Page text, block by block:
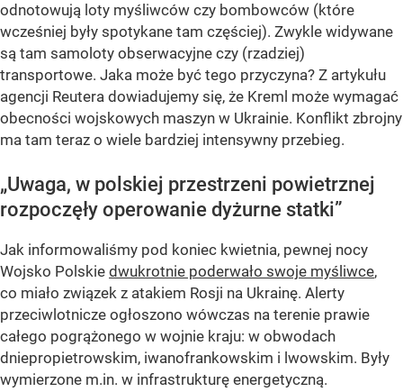
odnotowują loty myśliwców czy bombowców (które
wcześniej były spotykane tam częściej). Zwykle widywane
są tam samoloty obserwacyjne czy (rzadziej)
transportowe. Jaka może być tego przyczyna? Z artykułu
agencji Reutera dowiadujemy się, że Kreml może wymagać
obecności wojskowych maszyn w Ukrainie. Konflikt zbrojny
ma tam teraz o wiele bardziej intensywny przebieg.
„Uwaga, w polskiej przestrzeni powietrznej
rozpoczęły operowanie dyżurne statki”
Jak informowaliśmy pod koniec kwietnia, pewnej nocy
Wojsko Polskie dwukrotnie poderwało swoje myśliwce,
co miało związek z atakiem Rosji na Ukrainę. Alerty
przeciwlotnicze ogłoszono wówczas na terenie prawie
całego pogrążonego w wojnie kraju: w obwodach
dniepropietrowskim, iwanofrankowskim i lwowskim. Były
wymierzone m.in. w infrastrukturę energetyczną.